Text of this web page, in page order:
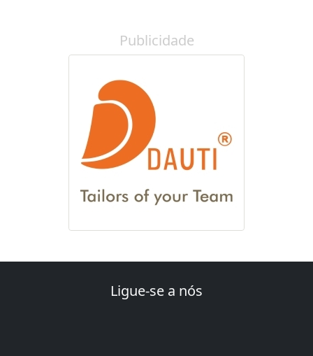
Publicidade
Ligue-se a nós